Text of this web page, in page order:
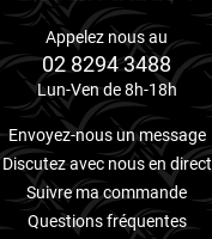
Appelez nous au
02 8294 3488
Lun-Ven de 8h-18h
Envoyez-nous un message
Discutez avec nous en direct
Suivre ma commande
Questions fréquentes